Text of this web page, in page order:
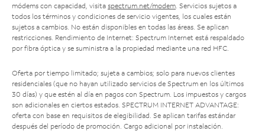
módems con capacidad, visita spectrum.net/modem . Servicios sujetos a
todos los términos y condiciones de servicio vigentes, los cuales están
sujetos a cambios. No están disponibles en todas las áreas. Se aplican
restricciones. Rendimiento de Internet: Spectrum Internet está respaldado
por fibra óptica y se suministra a la propiedad mediante una red HFC.
Oferta por tiempo limitado; sujeta a cambios; solo para nuevos clientes
residenciales (que no hayan utilizado servicios de Spectrum en los últimos
30 días) y que estén al día en pagos con Spectrum. Los impuestos y cargos
son adicionales en ciertos estados. SPECTRUM INTERNET ADVANTAGE:
oferta con base en requisitos de elegibilidad. Se aplican tarifas estándar
después del período de promoción. Cargo adicional por instalación.